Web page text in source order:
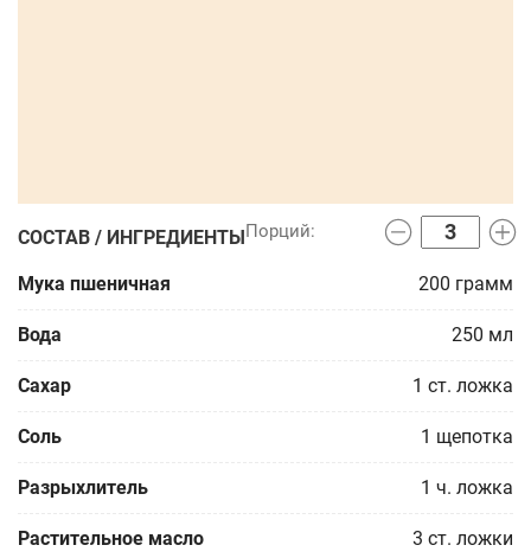
СОСТАВ / ИНГРЕДИЕНТЫ
Мука пшеничная 200 грамм
Вода 250 мл
Сахар 1 ст. ложка
Соль 1 щепотка
Разрыхлитель 1 ч. ложка
Растительное масло 3 ст. ложки